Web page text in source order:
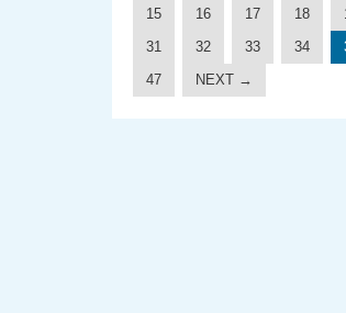
15
16 17 18
31
32 33 34
47
NEXT →